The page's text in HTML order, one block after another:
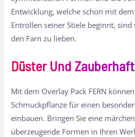
Entwicklung, welche schon mit
Entrollen seiner Stiele beginnt,
den Farn zu lieben.
Düster Und Zauberhaft
Mit dem Overlay Pack FERN
Schmuckpflanze für einen
einbauen. Bringen Sie eine
überzeugende Formen in Ihren